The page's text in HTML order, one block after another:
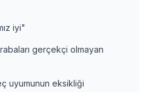
iyi"
gerçekçi olmayan
uyumunun eksikliği